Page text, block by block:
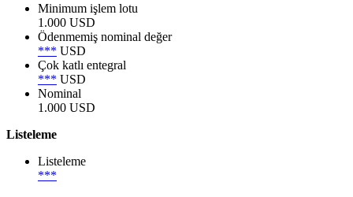
Minimum işlem lotu
1.000 USD
Ödenmemiş nominal değer
*** USD
Çok katlı entegral
*** USD
Nominal
1.000 USD
Listeleme
Listeleme
***